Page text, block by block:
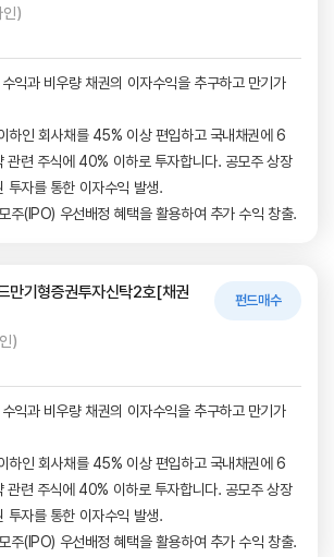
인)
익과 비우량 채권의 이자수익을 추구하고 만기가
하인 회사채를 45% 이상 편입하고 국내채권에 6
관련 주식에 40% 이하로 투자합니다. 공모주 상장
투자를 통한 이자수익 발생.
주(IPO) 우선배정 혜택을 활용하여 추가 수익 창출.
만기형증권투자신탁2호[채권
)
익과 비우량 채권의 이자수익을 추구하고 만기가
하인 회사채를 45% 이상 편입하고 국내채권에 6
관련 주식에 40% 이하로 투자합니다. 공모주 상장
투자를 통한 이자수익 발생.
주(IPO) 우선배정 혜택을 활용하여 추가 수익 창출.
펀드매수